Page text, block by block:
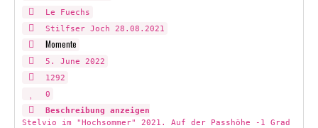
Le Fuechs
Stilfser Joch 28.08.2021
Momente
5. June 2022
1292
0
Beschreibung anzeigen
Stelvio im "Hochsommer" 2021. Auf der Passhöhe -1 Grad